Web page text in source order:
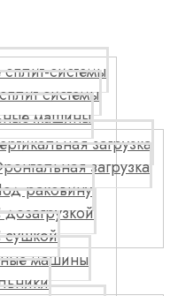
системы
системы
машины
загрузка
загрузка
раковину
машины